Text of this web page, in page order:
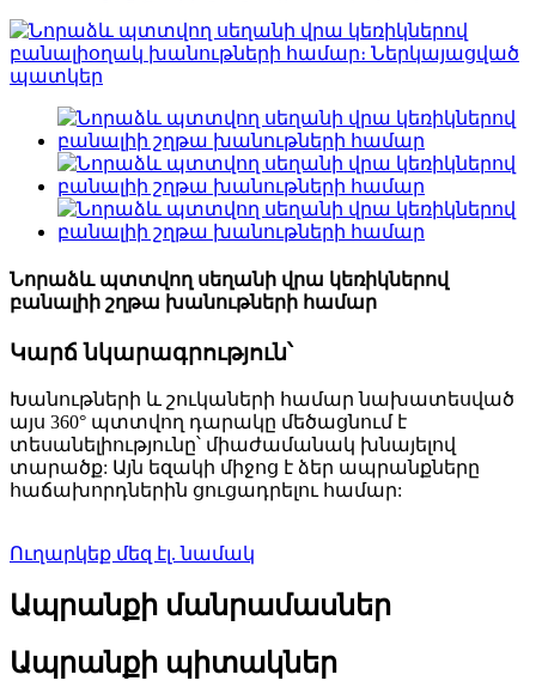
Նորաձև պտտվող սեղանի վրա կեռիկներով
բանալիի շղթա խանութների համար
Կարճ նկարագրություն՝
Խանութների և շուկաների համար նախատեսված
այս 360° պտտվող դարակը մեծացնում է
տեսանելիությունը՝ միաժամանակ խնայելով
տարածք: Այն եզակի միջոց է ձեր ապրանքները
հաճախորդներին ցուցադրելու համար:
Ուղարկեք մեզ էլ. նամակ
Ապրանքի մանրամասներ
Ապրանքի պիտակներ